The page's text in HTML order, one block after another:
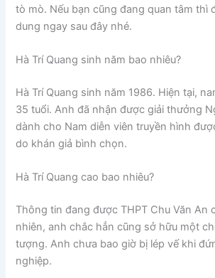
tò mò. Nếu bạn cũng đang quan tâm thì
dung ngay sau đây nhé.
Hà Trí Quang sinh năm bao nhiêu?
Hà Trí Quang sinh năm 1986. Hiện tại,
35 tuổi. Anh đã nhận được giải thưởng
dành cho Nam diễn viên truyền hình
do khán giả bình chọn.
Hà Trí Quang cao bao nhiêu?
Thông tin đang được THPT Chu Văn An
nhiên, anh chắc hẳn cũng sở hữu một
tượng. Anh chưa bao giờ bị lép vế khi
nghiệp.